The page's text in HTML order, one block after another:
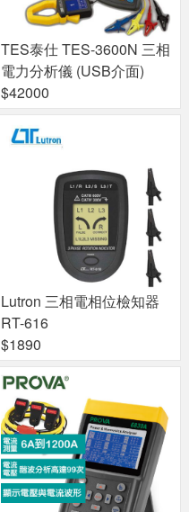
TES泰仕 TES-3600N 三相
電力分析儀 (USB介面)
$42000
Lutron 三相電相位檢知器
RT-616
$1890